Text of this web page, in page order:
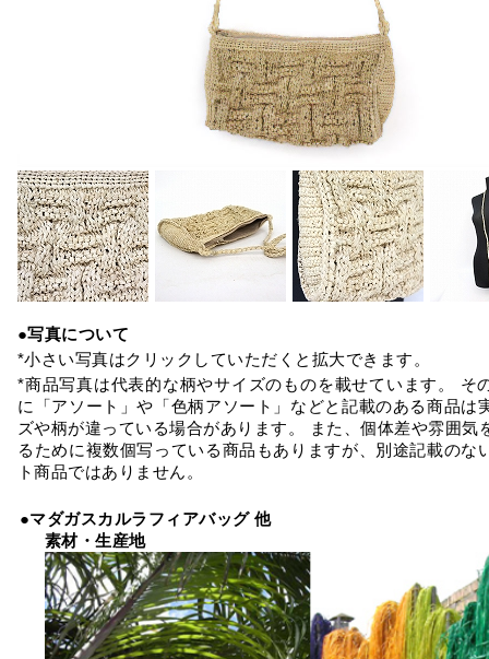
●写真について
*小さい写真はクリックしていただくと拡大できます。
*商品写真は代表的な柄やサイズのものを載せています。 そ
に「アソート」や「色柄アソート」などと記載のある商品は
ズや柄が違っている場合があります。 また、個体差や雰囲気
るために複数個写っている商品もありますが、別途記載のな
ト商品ではありません。
●マダガスカルラフィアバッグ 他
素材・生産地